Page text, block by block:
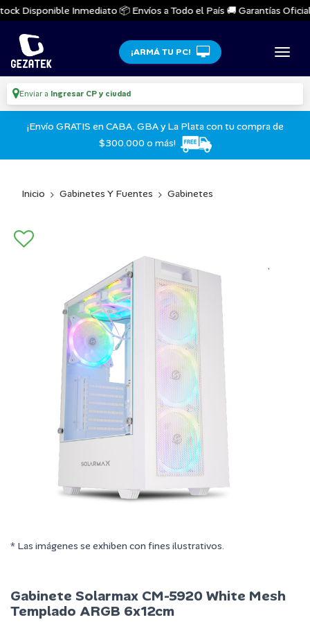
Disponible Inmediato 📦 Envíos a Todo el País 🚚 Garantías
¡ARMÁ TU PC!
Enviar a Ingresar CP y ciudad
¡Envío GRATIS en CABA, GBA y La Plata con tu compra de
$300.000 o más!
Inicio Gabinetes Y Fuentes Gabinetes
* Las imágenes se exhiben con fines ilustrativos.
Gabinete Solarmax CM-5920 White Mesh
Templado ARGB 6x12cm